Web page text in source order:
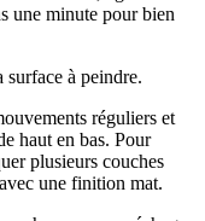
une minute pour bien
à peindre.
réguliers et
haut en bas. Pour
plusieurs couches
une finition mat.